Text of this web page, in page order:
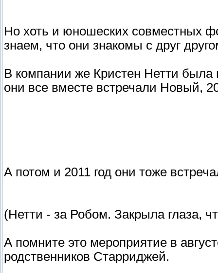
Но хоть и юношеских совместных
знаем, что они знакомы с друг
В компании же Кристен Нетти была
они все вместе встречали Новый,
А потом и 2011 год они тоже
(Нетти - за Робом. Закрыла глаза,
А помните это мероприятие в
родственников Старриджей.